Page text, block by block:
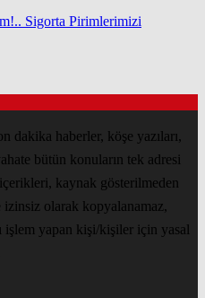
Sigorta Pirimlerimizi
dakika haberler, köşe yazıları,
bütün konuların tek adresi
kaynak gösterilmeden
izinsiz olarak kopyalanamaz,
işlem yapan kişi/kişiler için yasal